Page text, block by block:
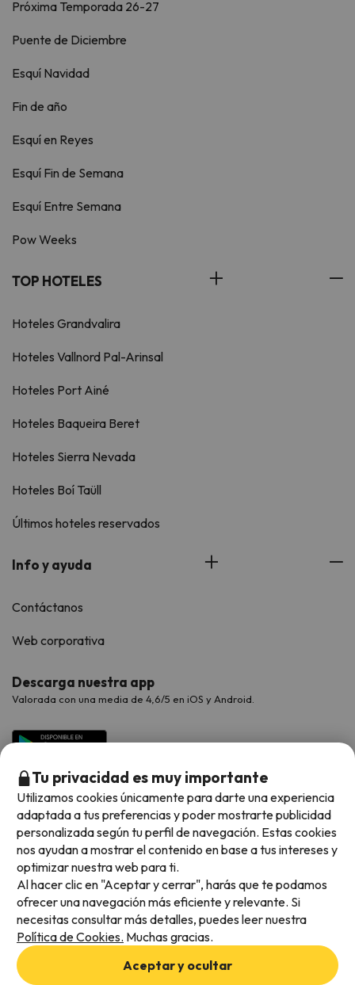
Próxima Temporada 26-27
Puente de Diciembre
Esquí Navidad
Fin de año
Esquí en Reyes
Esquí Fin de Semana
Esquí Entre Semana
Pow Weeks
TOP HOTELES
Hoteles Grandvalira
Hoteles Vallnord Pal-Arinsal
Hoteles Port Ainé
Hoteles Baqueira Beret
Hoteles Sierra Nevada
Hoteles Boí Taüll
Últimos hoteles reservados
Info y ayuda
Contáctanos
Web corporativa
Descarga nuestra app
Valorada con una media de 4,6/5 en iOS y Android.
Métodos de pago disponibles
Condiciones generales
Privacidad de datos
Tu privacidad es muy importante
Utilizamos cookies únicamente para darte una experiencia
adaptada a tus preferencias y poder mostrarte publicidad
personalizada según tu perfil de navegación. Estas cookies
nos ayudan a mostrar el contenido en base a tus intereses y
optimizar nuestra web para ti.
Al hacer clic en "Aceptar y cerrar", harás que te podamos
ofrecer una navegación más eficiente y relevante. Si
necesitas consultar más detalles, puedes leer nuestra
Política de Cookies. Muchas gracias.
Aceptar y ocultar